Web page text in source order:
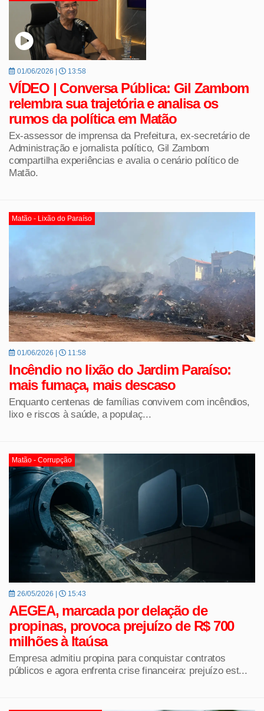
01/06/2026 | 13:58
VÍDEO | Conversa Pública: Gil Zambom
relembra sua trajetória e analisa os
rumos da política em Matão
Ex-assessor de imprensa da Prefeitura, ex-secretário de
Administração e jornalista político, Gil Zambom
compartilha experiências e avalia o cenário político de
Matão.
Matão - Lixão do Paraíso
01/06/2026 | 11:58
Incêndio no lixão do Jardim Paraíso:
mais fumaça, mais descaso
Enquanto centenas de famílias convivem com incêndios,
lixo e riscos à saúde, a populaç...
Matão - Corrupção
26/05/2026 | 15:43
AEGEA, marcada por delação de
propinas, provoca prejuízo de R$ 700
milhões à Itaúsa
Empresa admitiu propina para conquistar contratos
públicos e agora enfrenta crise financeira: prejuízo est...